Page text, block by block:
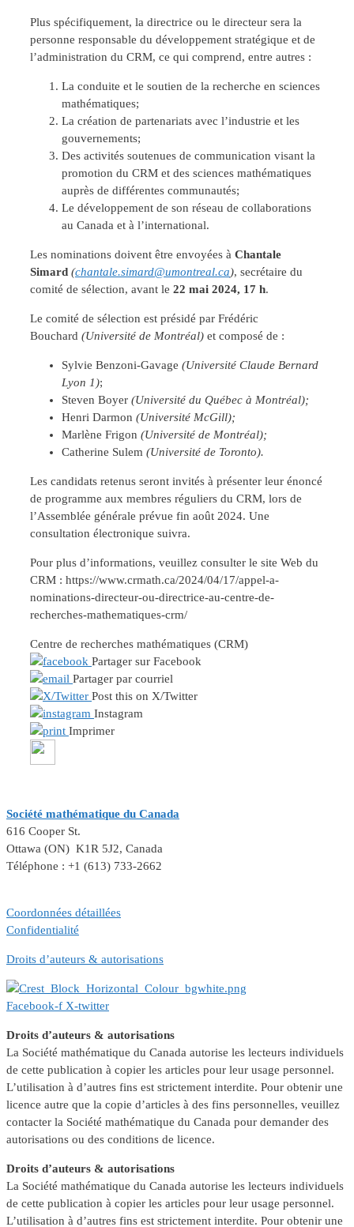
Plus spécifiquement, la directrice ou le directeur sera la
personne responsable du développement stratégique et de
l’administration du CRM, ce qui comprend, entre autres :
La conduite et le soutien de la recherche en sciences
mathématiques;
La création de partenariats avec l’industrie et les
gouvernements;
Des activités soutenues de communication visant la
promotion du CRM et des sciences mathématiques
auprès de différentes communautés;
Le développement de son réseau de collaborations
au Canada et à l’international.
Les nominations doivent être envoyées à Chantale
Simard (chantale.simard@umontreal.ca), secrétaire du
comité de sélection, avant le 22 mai 2024, 17 h.
Le comité de sélection est présidé par Frédéric
Bouchard (Université de Montréal) et composé de :
Sylvie Benzoni-Gavage (Université Claude Bernard
Lyon 1);
Steven Boyer (Université du Québec à Montréal);
Henri Darmon (Université McGill);
Marlène Frigon (Université de Montréal);
Catherine Sulem (Université de Toronto).
Les candidats retenus seront invités à présenter leur énoncé
de programme aux membres réguliers du CRM, lors de
l’Assemblée générale prévue fin août 2024. Une
consultation électronique suivra.
Pour plus d’informations, veuillez consulter le site Web du
CRM : https://www.crmath.ca/2024/04/17/appel-a-
nominations-directeur-ou-directrice-au-centre-de-
recherches-mathematiques-crm/
Centre de recherches mathématiques (CRM)
Partager sur Facebook
Partager par courriel
Post this on X/Twitter
Instagram
Imprimer
Société mathématique du Canada
616 Cooper St.
Ottawa (ON) K1R 5J2, Canada
Téléphone : +1 (613) 733-2662
Coordonnées détaillées
Confidentialité
Droits d’auteurs & autorisations
Facebook-f X-twitter
Droits d’auteurs & autorisations
La Société mathématique du Canada autorise les lecteurs individuels
de cette publication à copier les articles pour leur usage personnel.
L’utilisation à d’autres fins est strictement interdite. Pour obtenir une
licence autre que la copie d’articles à des fins personnelles, veuillez
contacter la Société mathématique du Canada pour demander des
autorisations ou des conditions de licence.
Droits d’auteurs & autorisations
La Société mathématique du Canada autorise les lecteurs individuels
de cette publication à copier les articles pour leur usage personnel.
L’utilisation à d’autres fins est strictement interdite. Pour obtenir une